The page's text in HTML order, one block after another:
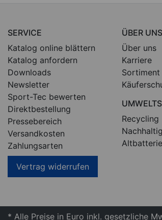
SERVICE
Katalog online blättern
Katalog anfordern
Downloads
Newsletter
Sport-Tec bewerten
Direktbestellung
Pressebereich
Versandkosten
Zahlungsarten
Vertrag widerrufen
ÜBER UNS
Über uns
Karriere
Sortiment
Recycling
* Alle Preise in Euro inkl. gesetzliche